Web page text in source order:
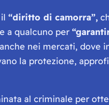
“diritto di camorra”,
a qualcuno per
nei mercati, dove
la protezione,
al criminale per